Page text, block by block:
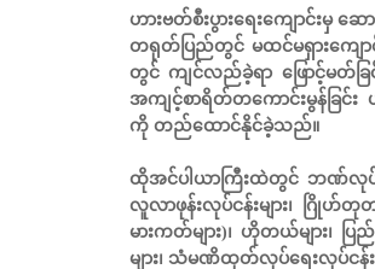
ဟားဗတ်စီးပွားရေးကျောင်းမှ ဆ
တရုတ်ပြည်တွင် မထင်မရှားကျေ
တွင် ကျင်လည်ခဲ့ရာ ဖြောင့်မတ်
အကျင့်စာရိတ်တကောင်းမွန်ခြင်း
ကို တည်ထောင်နိုင်ခဲ့သည်။
ထိုအင်ပါယာကြီးထဲတွင် ဘဏ်လုပ်ငန်
လူလာဖုန်းလုပ်ငန်းများ၊ ဂြိုဟ်တု
မားကတ်များ)၊ ဟိုတယ်များ၊ ပ
များ၊ သံမဏိထုတ်လုပ်ရေးလုပ်ငန်းမ